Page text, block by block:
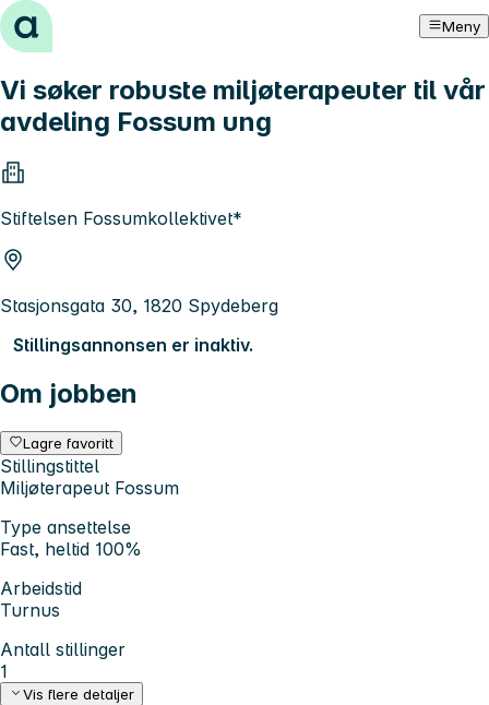
Hopp til innhold Meny
Vi søker robuste miljøterapeuter til vår
avdeling Fossum ung
Stiftelsen Fossumkollektivet*
Stasjonsgata 30, 1820 Spydeberg
Stillingsannonsen er inaktiv.
Om jobben
Lagre favoritt
Stillingstittel
Miljøterapeut Fossum
Type ansettelse
Fast, heltid 100%
Arbeidstid
Turnus
Antall stillinger
1
Vis flere detaljer